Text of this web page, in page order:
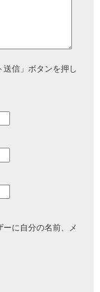
信」ボタンを押し
に自分の名前、メ